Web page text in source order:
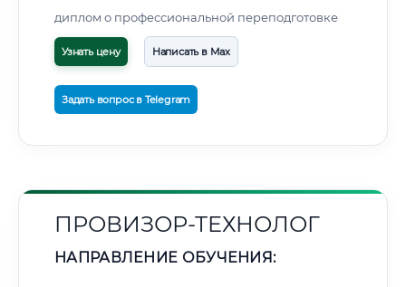
диплом о профессиональной переподготовке
Узнать цену Написать в Max
Задать вопрос в Telegram
ПРОВИЗОР-ТЕХНОЛОГ
НАПРАВЛЕНИЕ ОБУЧЕНИЯ: